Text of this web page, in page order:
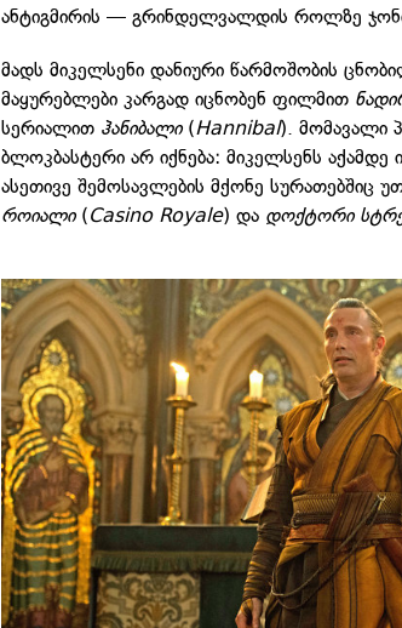
ანტიგმირის — გრინდელვალდის როლზე
მადს მიკელსენი დანიური წარმოშობის
მაყურებლები კარგად იცნობენ ფილმით
სერიალით ჰანიბალი(Hannibal). მომავალი
ბლოკბასტერი არ იქნება: მიკელსენს აქამდე
ასეთივე შემოსავლების მქონე სურათებშიც
როიალი(Casino Royale) და დოქტორი